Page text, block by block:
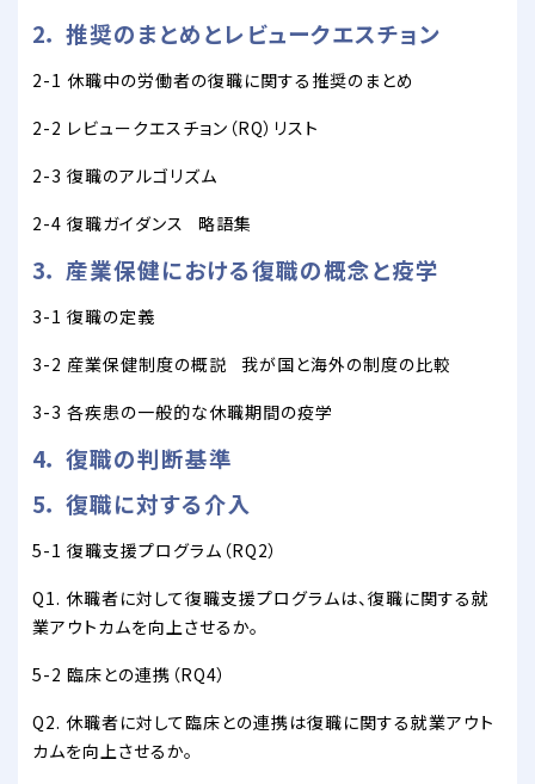
2． 推奨のまとめとレビュークエスチョン
2-1 休職中の労働者の復職に関する推奨のまとめ
2-2 レビュークエスチョン（RQ）リスト
2-3 復職のアルゴリズム
2-4 復職ガイダンス 略語集
3． 産業保健における復職の概念と疫学
3-1 復職の定義
3-2 産業保健制度の概説 我が国と海外の制度の比較
3-3 各疾患の一般的な休職期間の疫学
4． 復職の判断基準
5． 復職に対する介入
5-1 復職支援プログラム（RQ2）
Q1. 休職者に対して復職支援プログラムは、復職に関する就
業アウトカムを向上させるか。
5-2 臨床との連携（RQ4）
Q2. 休職者に対して臨床との連携は復職に関する就業アウト
カムを向上させるか。